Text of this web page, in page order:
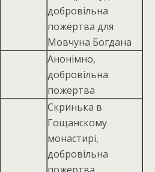
добровільна
пожертва для
Мовчуна Богдана
Анонімно,
добровільна
пожертва
Скринька в
Гощанскому
монастирі,
добровільна